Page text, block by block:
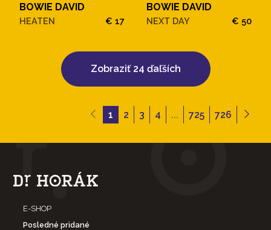
BOWIE DAVID
HEATEN € 17
BOWIE DAVID
NEXT DAY € 50
Zobraziť 24 ďaľších
1 2 3 4 ... 725 726
E-SHOP
Posledné pridané